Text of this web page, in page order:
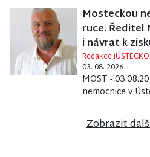
Mosteckou
ruce. Ředitel
i návrat k
Redakce iÚSTECKO
03. 08. 2026
MOST -
nemocnice v
Zobrazit